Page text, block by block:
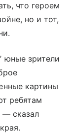
что героем
но и тот,
юные зрители
картины
ребятам
— сказал